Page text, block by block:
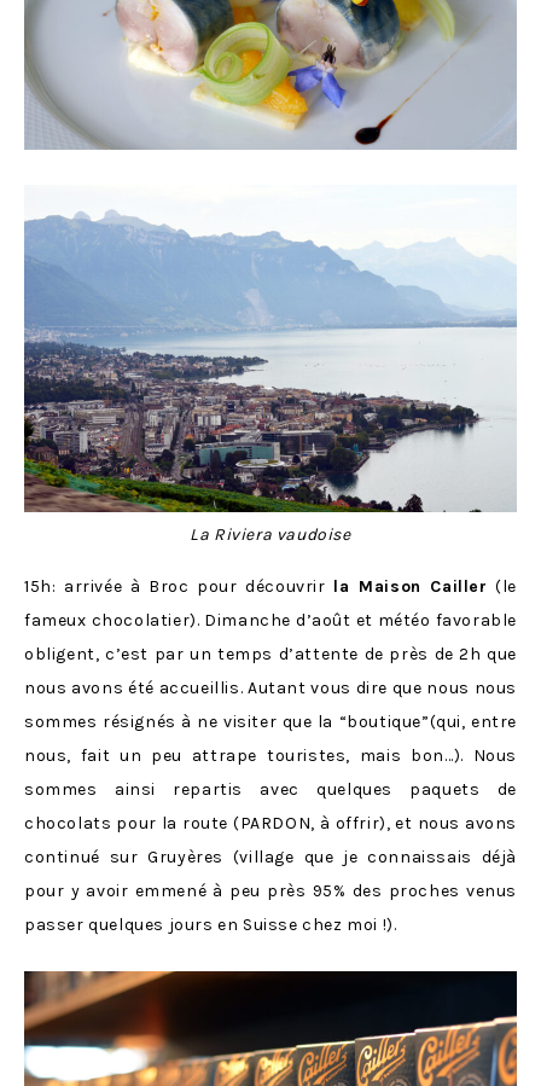
La Riviera vaudoise
15h: arrivée à Broc pour découvrir la Maison Cailler (le
fameux chocolatier). Dimanche d’août et météo favorable
obligent, c’est par un temps d’attente de près de 2h que
nous avons été accueillis. Autant vous dire que nous nous
sommes résignés à ne visiter que la “boutique”(qui, entre
nous, fait un peu attrape touristes, mais bon…). Nous
sommes ainsi repartis avec quelques paquets de
chocolats pour la route (PARDON, à offrir), et nous avons
continué sur Gruyères (village que je connaissais déjà
pour y avoir emmené à peu près 95% des proches venus
passer quelques jours en Suisse chez moi !).